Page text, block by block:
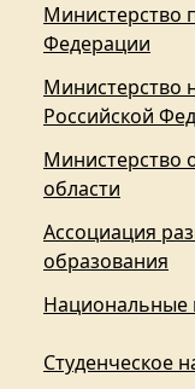
Министерство
Федерации
Министерство
Российской
Министерство
области
Ассоциация
образования
Национальные
Студенческое